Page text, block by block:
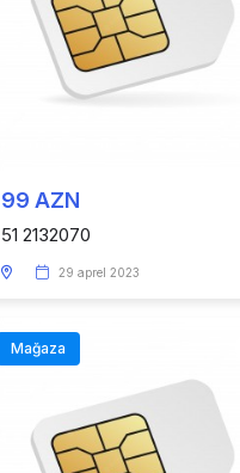
99 AZN
51 2132070
29 aprel 2023
Mağaza